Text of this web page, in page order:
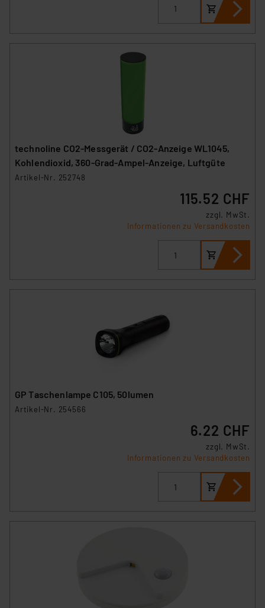
technoline CO2-Messgerät / CO2-Anzeige WL1045,
Kohlendioxid, 360-Grad-Ampel-Anzeige, Luftgüte
Artikel-Nr. 252748
115.52 CHF
zzgl. MwSt.
Informationen zu Versandkosten
GP Taschenlampe C105, 50lumen
Artikel-Nr. 254566
6.22 CHF
zzgl. MwSt.
Informationen zu Versandkosten